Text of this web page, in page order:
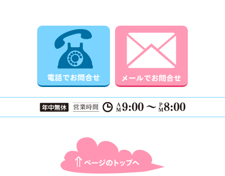
電話でお問合せ